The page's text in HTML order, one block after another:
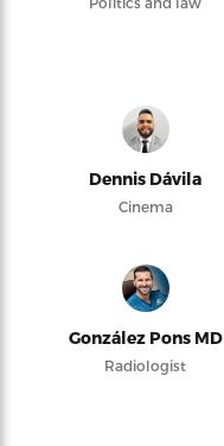
Dennis Dávila
Cinema
González Pons MD
Radiologist